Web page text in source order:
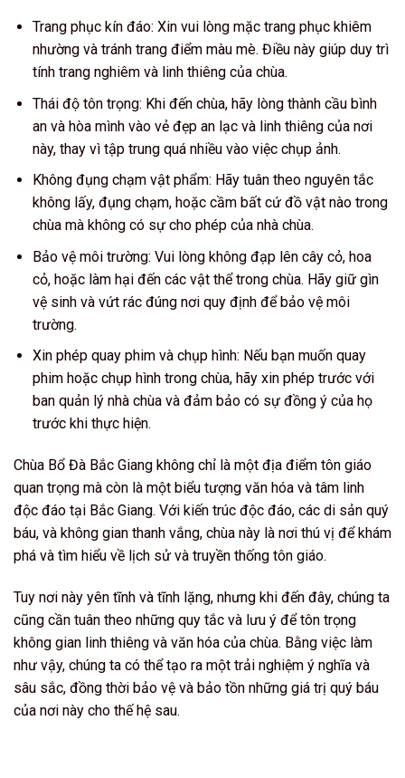
Trang phục kín đáo: Xin vui lòng mặc trang phục khiêm
nhường và tránh trang điểm màu mè. Điều này giúp duy trì
tính trang nghiêm và linh thiêng của chùa.
Thái độ tôn trọng: Khi đến chùa, hãy lòng thành cầu bình
an và hòa mình vào vẻ đẹp an lạc và linh thiêng của nơi
này, thay vì tập trung quá nhiều vào việc chụp ảnh.
Không đụng chạm vật phẩm: Hãy tuân theo nguyên tắc
không lấy, đụng chạm, hoặc cầm bất cứ đồ vật nào trong
chùa mà không có sự cho phép của nhà chùa.
Bảo vệ môi trường: Vui lòng không đạp lên cây cỏ, hoa
cỏ, hoặc làm hại đến các vật thể trong chùa. Hãy giữ gìn
vệ sinh và vứt rác đúng nơi quy định để bảo vệ môi
trường.
Xin phép quay phim và chụp hình: Nếu bạn muốn quay
phim hoặc chụp hình trong chùa, hãy xin phép trước với
ban quản lý nhà chùa và đảm bảo có sự đồng ý của họ
trước khi thực hiện.
Chùa Bổ Đà Bắc Giang không chỉ là một địa điểm tôn giáo
quan trọng mà còn là một biểu tượng văn hóa và tâm linh
độc đáo tại Bắc Giang. Với kiến trúc độc đáo, các di sản quý
báu, và không gian thanh vắng, chùa này là nơi thú vị để khám
phá và tìm hiểu về lịch sử và truyền thống tôn giáo.
Tuy nơi này yên tĩnh và tĩnh lặng, nhưng khi đến đây, chúng ta
cũng cần tuân theo những quy tắc và lưu ý để tôn trọng
không gian linh thiêng và văn hóa của chùa. Bằng việc làm
như vậy, chúng ta có thể tạo ra một trải nghiệm ý nghĩa và
sâu sắc, đồng thời bảo vệ và bảo tồn những giá trị quý báu
của nơi này cho thế hệ sau.